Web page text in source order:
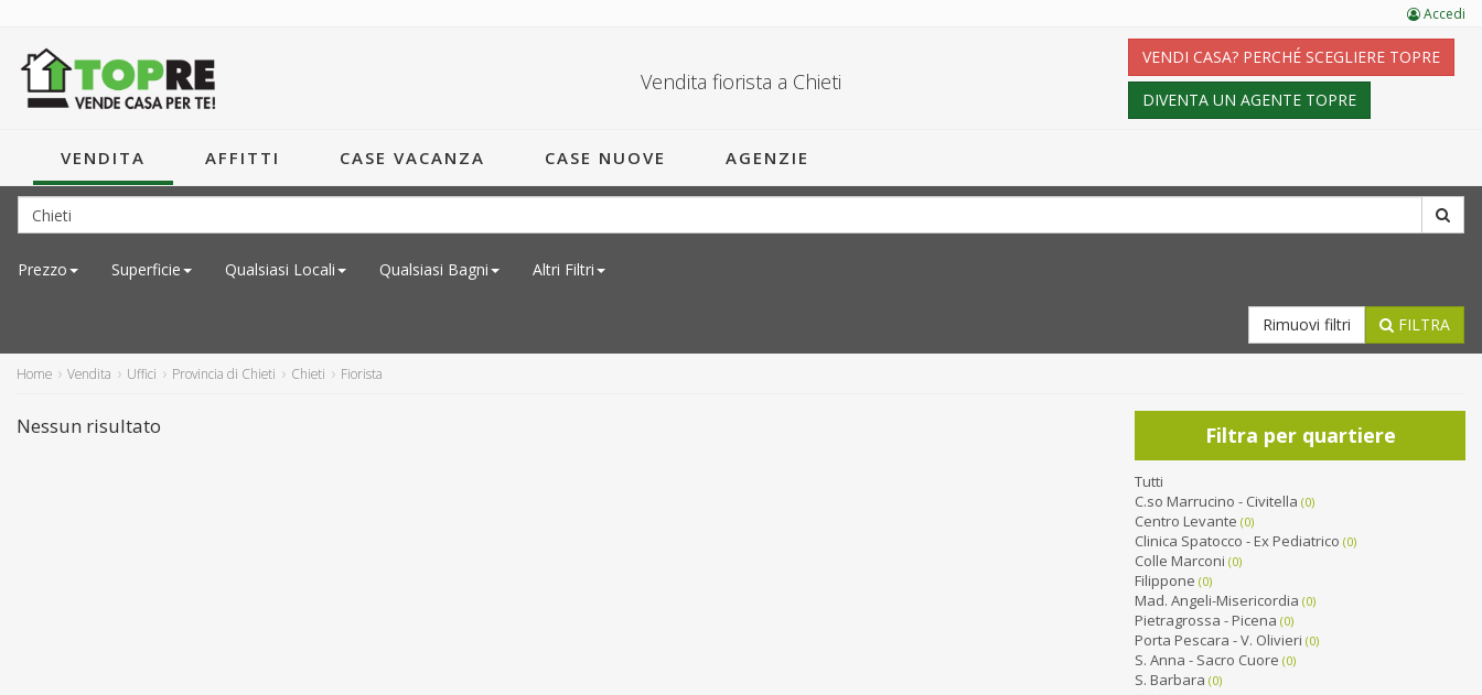
Vendita fiorista a Chieti
VENDI CASA? PERCHÉ SCEGLIERE TOPRE
DIVENTA UN AGENTE TOPRE
VENDITA AFFITTI CASE VACANZA CASE NUOVE AGENZIE
Prezzo Superficie Qualsiasi Locali Qualsiasi Bagni Altri Filtri
FILTRA
Rimuovi filtri
Home Vendita Uffici Provincia di Chieti Chieti Fiorista
Nessun risultato Filtra per quartiere
Tutti
C.so Marrucino - Civitella (0)
Centro Levante (0)
Clinica Spatocco - Ex Pediatrico (0)
Colle Marconi (0)
Filippone (0)
Mad. Angeli-Misericordia (0)
Pietragrossa - Picena (0)
Porta Pescara - V. Olivieri (0)
S. Anna - Sacro Cuore (0)
S. Barbara (0)
Accedi